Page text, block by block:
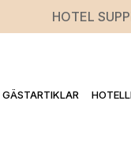
HOTEL
GÄSTARTIKLAR